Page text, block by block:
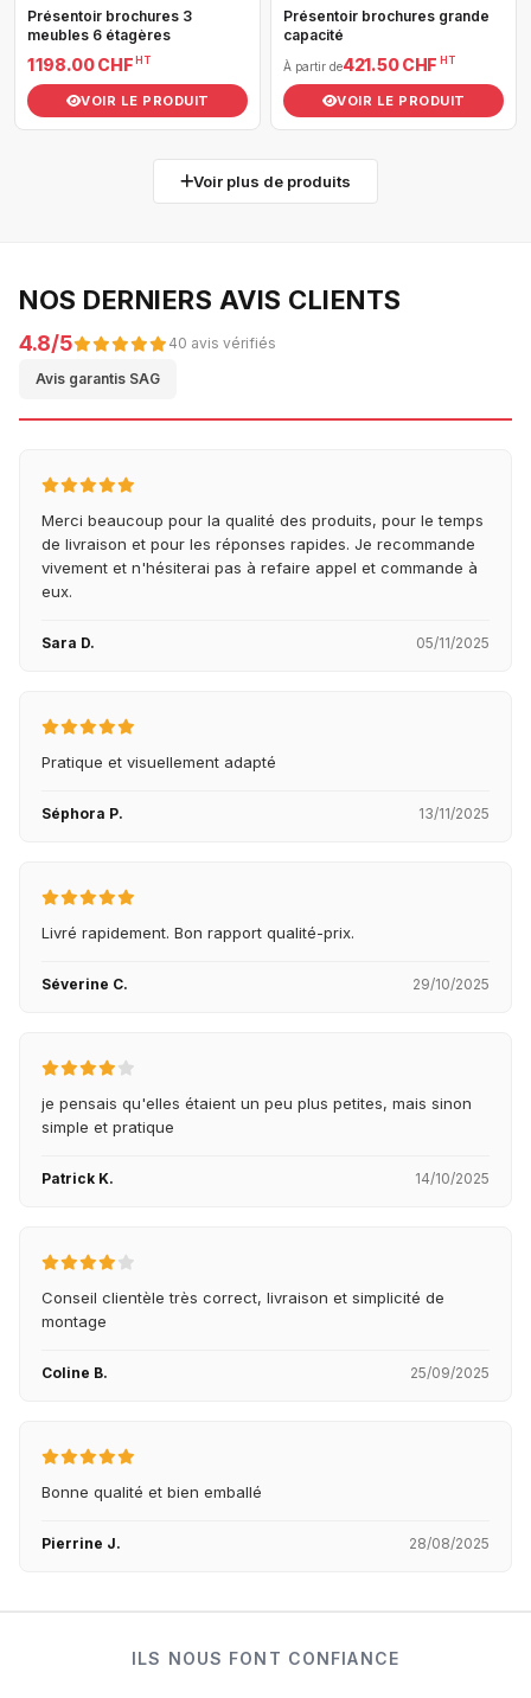
Présentoir brochures 3
meubles 6 étagères
1 198.00 CHF HT
VOIR LE PRODUIT
Présentoir brochures grande
capacité
À partir de421.50 CHF HT
VOIR LE PRODUIT
Voir plus de produits
NOS DERNIERS AVIS CLIENTS
4.8/5 40 avis vérifiés
Avis garantis SAG
Merci beaucoup pour la qualité des produits, pour le temps
de livraison et pour les réponses rapides. Je recommande
vivement et n'hésiterai pas à refaire appel et commande à
eux.
Sara D. 05/11/2025
Pratique et visuellement adapté
Séphora P. 13/11/2025
Livré rapidement. Bon rapport qualité-prix.
Séverine C. 29/10/2025
je pensais qu'elles étaient un peu plus petites, mais sinon
simple et pratique
Patrick K. 14/10/2025
Conseil clientèle très correct, livraison et simplicité de
montage
Coline B. 25/09/2025
Bonne qualité et bien emballé
Pierrine J. 28/08/2025
ILS NOUS FONT CONFIANCE